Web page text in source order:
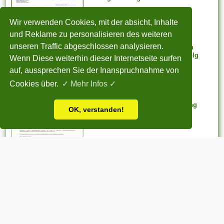
Wir verwenden Cookies, mit der absicht, Inhalte
und Reklame zu personalisieren des weiteren
unseren Traffic abgeschlossen analysieren.
Wenn Diese weiterhin dieser Internetseite surfen
auf, aussprechen Sie der Inanspruchnahme von
Cookies über. ✓ Mehr Infos ✓
OK, verstanden!
aussteht, bei weitem nicht
möglicherweise. Er kann...
14 Außergewöhnlich Widerspruch
Einlegen Vorlage Für Deinen Erfolg
Vorlage Ideen
Singular Rechtssichere Kündigung
Arbeitnehmer Vorlage